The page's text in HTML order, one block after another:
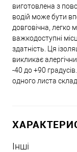
виготовлена з
водій може бути
довговічна, легко
важкодоступні
здатність. Ця
викликає
-40 до +90
одного листа
Інші